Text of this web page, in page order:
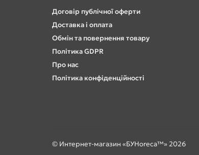
Договір публічної оферти
Доставка і оплата
Обмін та повернення товару
Політика GDPR
Про нас
Політика конфіденційності
© Интернет-магазин «БУHoreca™» 2026